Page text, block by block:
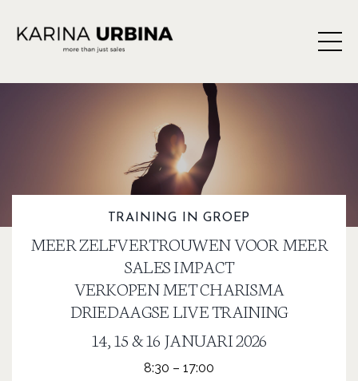
TRAINING IN GROEP
MEER ZELFVERTROUWEN VOOR MEER
SALES IMPACT
VERKOPEN MET CHARISMA
DRIEDAAGSE LIVE TRAINING
14, 15 & 16 JANUARI 2026
8:30 – 17:00